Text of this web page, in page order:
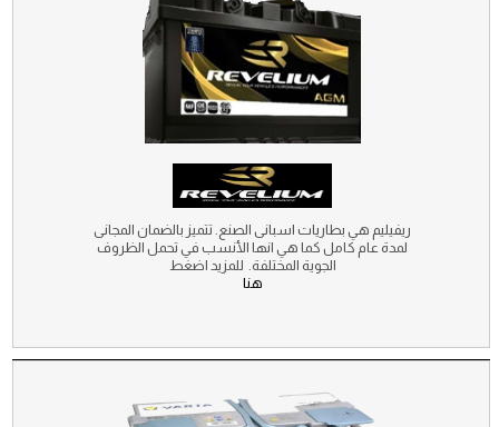
ريفيليم هي بطاريات اسبانى الصنع. تتميز بالضمان المجانى
لمدة عام كامل كما هي انها الأنسب في تحمل الظروف
الجوية المختلفة. للمزيد اضغط
هنا